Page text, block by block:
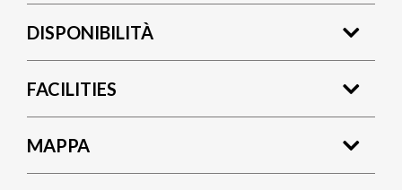
DISPONIBILITÀ
FACILITIES
MAPPA